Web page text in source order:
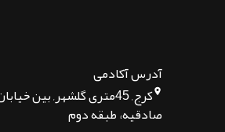
آدرس آکادمی
کرج, 45متری گلشهر, بین
صادقیه، طبقه دوم